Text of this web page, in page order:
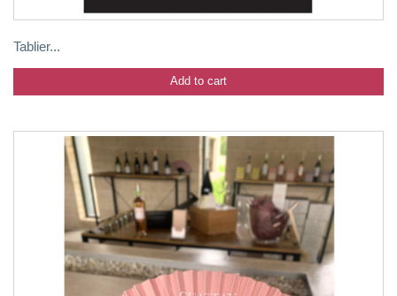
Tablier...
Add to cart